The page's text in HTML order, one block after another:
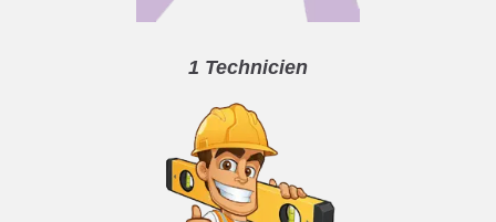
1 Technicien